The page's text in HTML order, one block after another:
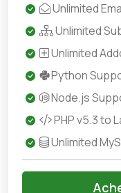
Unlimited
Unlimited
Unlimited
Python
Node.js
PHP v5.3 to
Unlimited